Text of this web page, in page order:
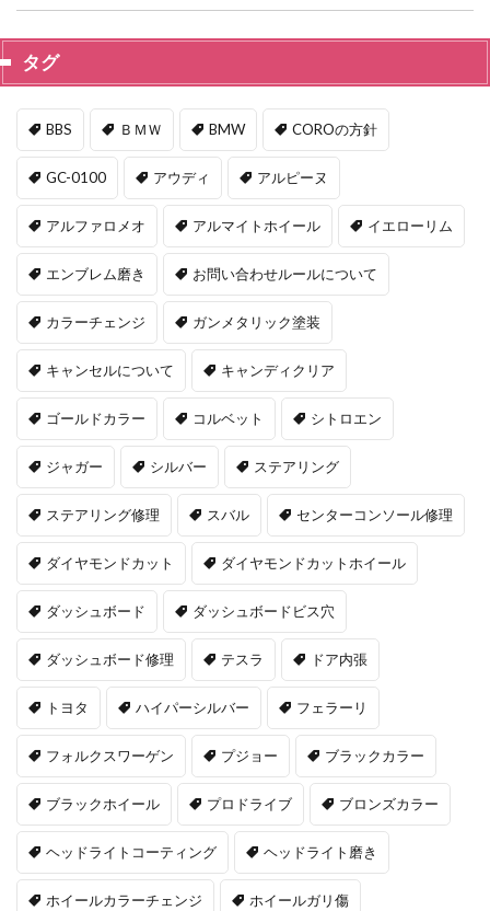
タグ
BBS ＢＭＷ BMW COROの方針
GC-0100 アウディ アルピーヌ
アルファロメオ アルマイトホイール イエローリム
エンブレム磨き お問い合わせルールについて
カラーチェンジ ガンメタリック塗装
キャンセルについて キャンディクリア
ゴールドカラー コルベット シトロエン
ジャガー シルバー ステアリング
ステアリング修理 スバル センターコンソール修理
ダイヤモンドカット ダイヤモンドカットホイール
ダッシュボード ダッシュボードビス穴
ダッシュボード修理 テスラ ドア内張
トヨタ ハイパーシルバー フェラーリ
フォルクスワーゲン プジョー ブラックカラー
ブラックホイール プロドライブ ブロンズカラー
ヘッドライトコーティング ヘッドライト磨き
ホイールカラーチェンジ ホイールガリ傷